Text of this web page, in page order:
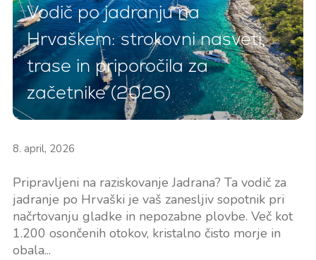
Vodič po jadranju na
Hrvaškem: strokovni nasveti,
trase in priporočila za
začetnike (2026)
8. april, 2026
Pripravljeni na raziskovanje Jadrana? Ta vodič za
jadranje po Hrvaški je vaš zanesljiv sopotnik pri
načrtovanju gladke in nepozabne plovbe. Več kot
1.200 osončenih otokov, kristalno čisto morje in
obala...